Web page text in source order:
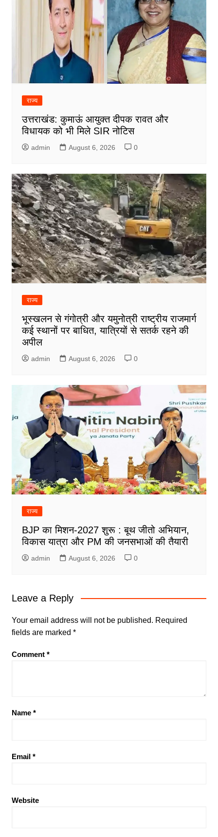
राज्य
उत्तराखंड: कुमाऊं आयुक्त दीपक रावत और
विधायक को भी मिले SIR नोटिस
admin August 6, 2026 0
राज्य
भूस्खलन से गंगोत्री और यमुनोत्री राष्ट्रीय राजमार्ग
कई स्थानों पर बाधित, यात्रियों से सतर्क रहने की
अपील
admin August 6, 2026 0
राज्य
BJP का मिशन-2027 शुरू : बूथ जीतो अभियान,
विकास यात्रा और PM की जनसभाओं की तैयारी
admin August 6, 2026 0
Leave a Reply
Your email address will not be published. Required
fields are marked *
Comment *
Name *
Email *
Website